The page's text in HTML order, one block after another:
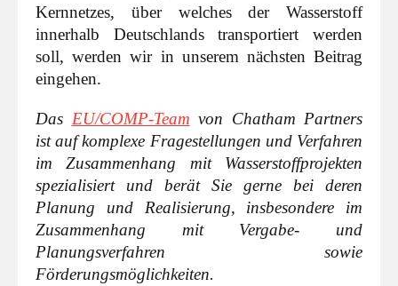
Kernnetzes, über welches der Wasserstoff
innerhalb Deutschlands transportiert werden
soll, werden wir in unserem nächsten Beitrag
eingehen.
Das EU/COMP-Team von Chatham Partners
ist auf komplexe Fragestellungen und Verfahren
im Zusammenhang mit Wasserstoffprojekten
spezialisiert und berät Sie gerne bei deren
Planung und Realisierung, insbesondere im
Zusammenhang mit Vergabe- und
Planungsverfahren sowie
Förderungsmöglichkeiten.